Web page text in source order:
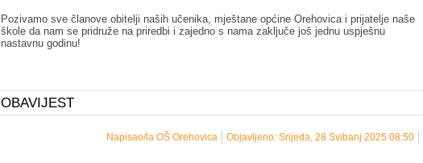
Pozivamo sve članove obitelji naših učenika, mještane općine Orehovica i prijatelje naše
škole da nam se pridruže na priredbi i zajedno s nama zaključe još jednu uspješnu
nastavnu godinu!
OBAVIJEST
Objavljeno: Srijeda, 28 Svibanj 2025 08:50
Napisao/la OŠ Orehovica